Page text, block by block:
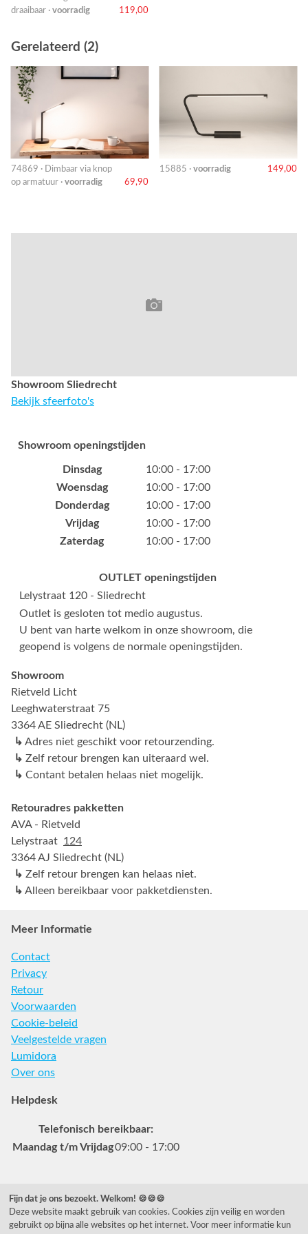
draaibaar · voorradig 119,00
Gerelateerd (2)
74869 · Dimbaar via knop
op armatuur · voorradig 69,90
15885 · voorradig 149,00
Showroom Sliedrecht
Bekijk sfeerfoto's
Showroom openingstijden
Dinsdag
10:00 - 17:00
Woensdag
10:00 - 17:00
Donderdag
10:00 - 17:00
Vrijdag
10:00 - 17:00
Zaterdag
10:00 - 17:00
OUTLET openingstijden
Lelystraat 120 - Sliedrecht
Outlet is gesloten tot medio augustus.
U bent van harte welkom in onze showroom, die
geopend is volgens de normale openingstijden.
Showroom
Rietveld Licht
Leeghwaterstraat 75
3364 AE Sliedrecht (NL)
↳ Adres niet geschikt voor retourzending.
↳ Zelf retour brengen kan uiteraard wel.
↳ Contant betalen helaas niet mogelijk.
Retouradres pakketten
AVA - Rietveld
Lelystraat 124
3364 AJ Sliedrecht (NL)
↳ Zelf retour brengen kan helaas niet.
↳ Alleen bereikbaar voor pakketdiensten.
Meer Informatie
Contact
Privacy
Retour
Voorwaarden
Cookie-beleid
Veelgestelde vragen
Lumidora
Over ons
Helpdesk
Telefonisch bereikbaar:
Maandag t/m Vrijdag09:00 - 17:00
Veelgestelde vragen
0031 78 615 44 15
Fijn dat je ons bezoekt. Welkom! 🍪🍪🍪
Deze website maakt gebruik van cookies. Cookies zijn veilig en worden
gebruikt op bijna alle websites op het internet. Voor meer informatie kun